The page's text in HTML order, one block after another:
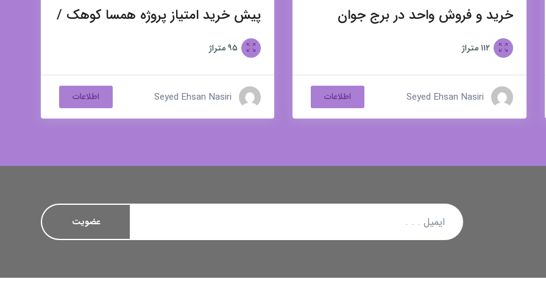
خرید و فروش واحد در برج جوان
کوهک
۱۱۲متراژ
Seyed Ehsan Nasiri اطلاعات
پیش خرید امتیاز پروژه همسا کوهک /
مسکونی و تجاری
۹۵متراژ
Seyed Ehsan Nasiri اطلاعات